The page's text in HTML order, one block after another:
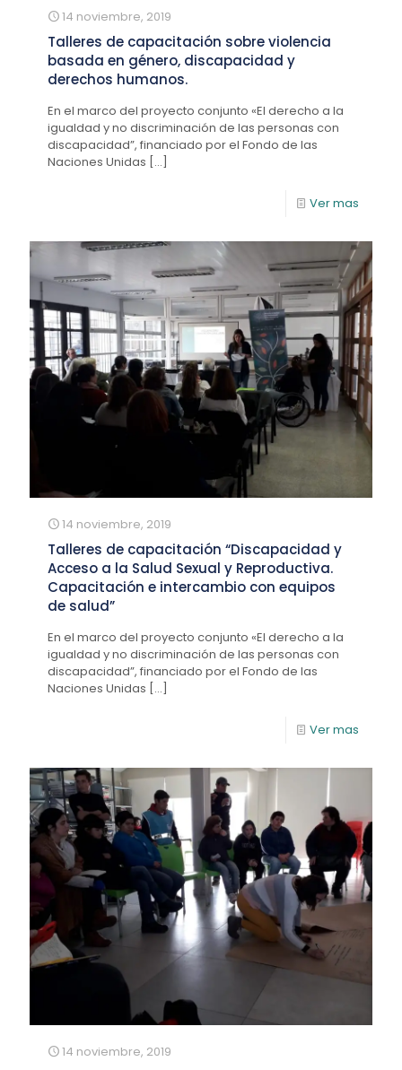
14 noviembre, 2019
Talleres de capacitación sobre violencia
basada en género, discapacidad y
derechos humanos.
En el marco del proyecto conjunto «El derecho a la
igualdad y no discriminación de las personas con
discapacidad”, financiado por el Fondo de las
Naciones Unidas […]
Ver mas
14 noviembre, 2019
Talleres de capacitación “Discapacidad y
Acceso a la Salud Sexual y Reproductiva.
Capacitación e intercambio con equipos
de salud”
En el marco del proyecto conjunto «El derecho a la
igualdad y no discriminación de las personas con
discapacidad”, financiado por el Fondo de las
Naciones Unidas […]
Ver mas
14 noviembre, 2019